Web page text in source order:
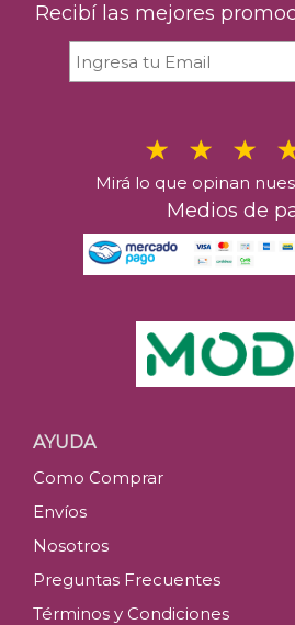
Recibí las mejores
Mirá lo que opinan
Medios de
AYUDA
Como Comprar
Envíos
Nosotros
Preguntas Frecuentes
Términos y Condiciones